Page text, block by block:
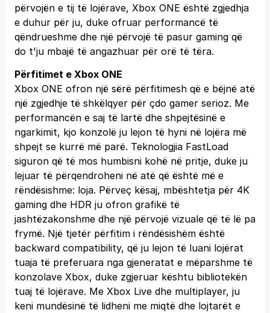
përvojën e tij të lojërave, Xbox ONE është zgjedhja
e duhur për ju, duke ofruar performancë të
qëndrueshme dhe një përvojë të pasur gaming që
do t'ju mbajë të angazhuar për orë të tëra.
Përfitimet e Xbox ONE
Xbox ONE ofron një sërë përfitimesh që e bëjnë atë
një zgjedhje të shkëlqyer për çdo gamer serioz. Me
performancën e saj të lartë dhe shpejtësinë e
ngarkimit, kjo konzolë ju lejon të hyni në lojëra më
shpejt se kurrë më parë. Teknologjia FastLoad
siguron që të mos humbisni kohë në pritje, duke ju
lejuar të përqendroheni në atë që është më e
rëndësishme: loja. Përveç kësaj, mbështetja për 4K
gaming dhe HDR ju ofron grafikë të
jashtëzakonshme dhe një përvojë vizuale që të lë pa
frymë. Një tjetër përfitim i rëndësishëm është
backward compatibility, që ju lejon të luani lojërat
tuaja të preferuara nga gjeneratat e mëparshme të
konzolave Xbox, duke zgjeruar kështu bibliotekën
tuaj të lojërave. Me Xbox Live dhe multiplayer, ju
keni mundësinë të lidheni me miqtë dhe lojtarët e